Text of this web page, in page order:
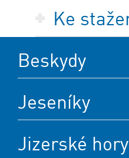
Ke
Beskydy
Jeseníky
Jizerské hory